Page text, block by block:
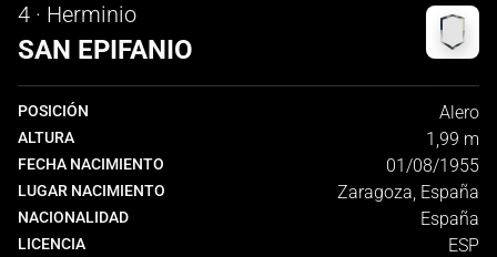
4 · Herminio
SAN EPIFANIO
POSICIÓN Alero
ALTURA 1,99 m
FECHA NACIMIENTO 01/08/1955
LUGAR NACIMIENTO Zaragoza, España
NACIONALIDAD España
LICENCIA ESP